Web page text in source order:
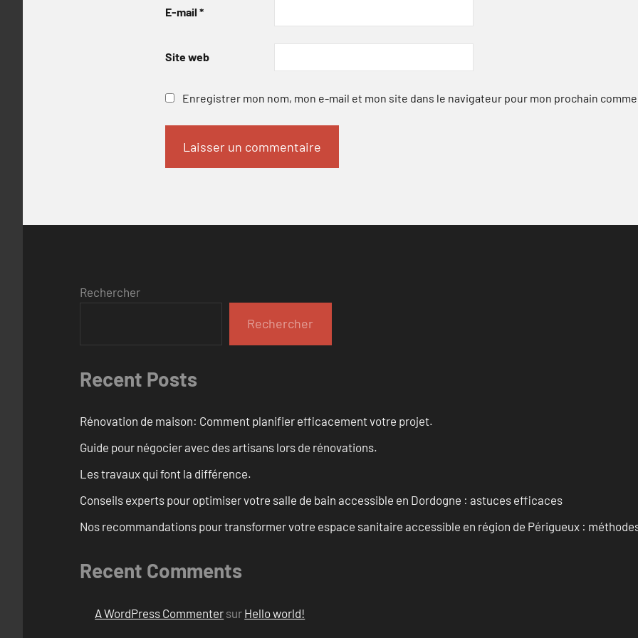
E-mail *
Site web
Enregistrer mon nom, mon e-mail et mon site dans le navigateur pour mon prochain
Rechercher
Rechercher
Recent Posts
Rénovation de maison: Comment planifier efficacement votre projet.
Guide pour négocier avec des artisans lors de rénovations.
Les travaux qui font la différence.
Conseils experts pour optimiser votre salle de bain accessible en Dordogne : astuces efficaces
Nos recommandations pour transformer votre espace sanitaire accessible en région de Périgueux :
Recent Comments
A WordPress Commenter sur Hello world!